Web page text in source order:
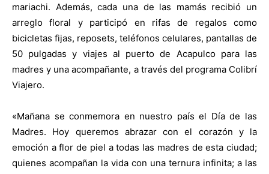
mariachi. Además, cada una de las mamás recibió un
arreglo floral y participó en rifas de regalos como
bicicletas fijas, reposets, teléfonos celulares, pantallas de
50 pulgadas y viajes al puerto de Acapulco para las
madres y una acompañante, a través del programa Colibrí
Viajero.
«Mañana se conmemora en nuestro país el Día de las
Madres. Hoy queremos abrazar con el corazón y la
emoción a flor de piel a todas las madres de esta ciudad;
quienes acompañan la vida con una ternura infinita; a las